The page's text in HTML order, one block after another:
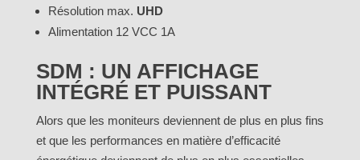
Résolution max. UHD
Alimentation 12 VCC 1A
SDM : UN AFFICHAGE
INTÉGRÉ ET PUISSANT
Alors que les moniteurs deviennent de plus en plus fins
et que les performances en matière d’efficacité